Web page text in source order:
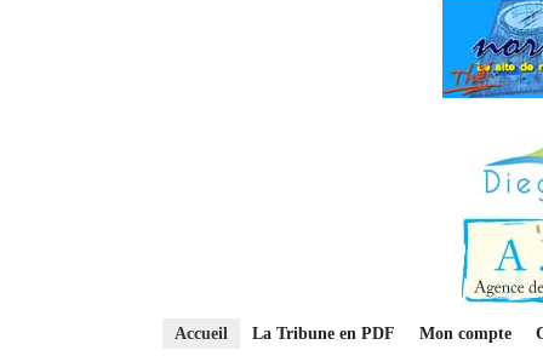
Accueil La Tribune en PDF Mon compte